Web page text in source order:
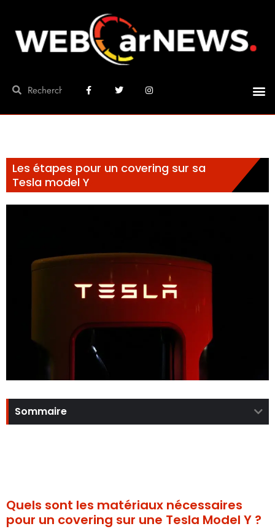
Les étapes pour un covering sur sa
Tesla model Y
Sommaire
Quels sont les matériaux nécessaires
pour un covering sur une Tesla Model Y ?